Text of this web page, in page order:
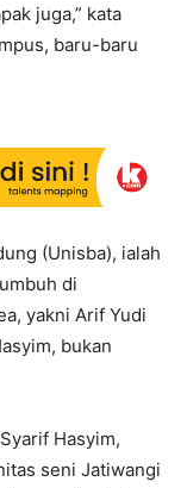
juga,” kata
baru-baru
(Unisba), ialah
di
yakni Arif Yudi
bukan
Hasyim,
seni Jatiwangi